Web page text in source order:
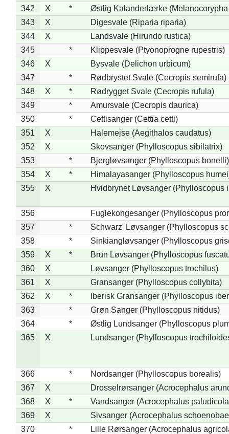
342 X *
Østlig Kalanderlærke (Melanocorypha
343
X
Digesvale (Riparia riparia)
344
X
Landsvale (Hirundo rustica)
345
*
Klippesvale (Ptyonoprogne rupestris)
346
X
Bysvale (Delichon urbicum)
347
*
Rødbrystet Svale (Cecropis semirufa)
348
X *
Rødrygget Svale (Cecropis rufula)
349
*
Amursvale (Cecropis daurica)
350
*
Cettisanger (Cettia cetti)
351
X
Halemejse (Aegithalos caudatus)
352
X
Skovsanger (Phylloscopus sibilatrix)
353
*
Bjergløvsanger (Phylloscopus bonelli)
354
X *
Himalayasanger (Phylloscopus
355
X Hvidbrynet Løvsanger (Phylloscopus
356
Fuglekongesanger (Phylloscopus
357
*
Schwarz' Løvsanger (Phylloscopus
358
*
Sinkiangløvsanger (Phylloscopus
359
X *
Brun Løvsanger (Phylloscopus
360
X
Løvsanger (Phylloscopus trochilus)
361
X
Gransanger (Phylloscopus collybita)
362
X *
Iberisk Gransanger (Phylloscopus
363
*
Grøn Sanger (Phylloscopus nitidus)
364
*
Østlig Lundsanger (Phylloscopus
365
X Lundsanger (Phylloscopus
366 *
Nordsanger (Phylloscopus borealis)
367
X
Drosselrørsanger (Acrocephalus
368
X *
Vandsanger (Acrocephalus
369
X
Sivsanger (Acrocephalus
370
*
Lille Rørsanger (Acrocephalus